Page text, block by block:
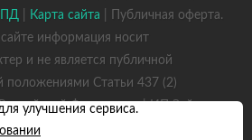
ПД
Карта сайта | Публичная оферта.
информация носит
и не является публичной
положениями Статьи 437 (2)
Федерации. | ИП Зайцев
ОГРН 317784700352926
улучшения сервиса.